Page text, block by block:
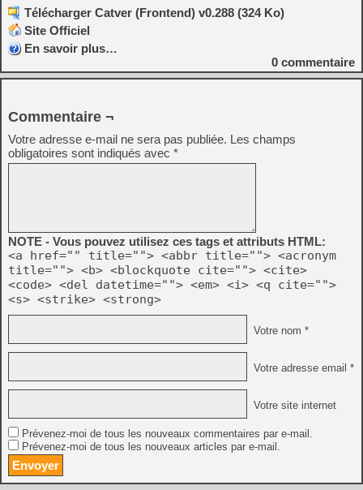
Télécharger Catver (Frontend) v0.288 (324 Ko)
Site Officiel
En savoir plus…
0 commentaire
Commentaire ¬
Votre adresse e-mail ne sera pas publiée. Les champs
obligatoires sont indiqués avec *
NOTE - Vous pouvez utilisez ces tags et attributs HTML:
<a href="" title=""> <abbr title=""> <acronym
title=""> <b> <blockquote cite=""> <cite>
<code> <del datetime=""> <em> <i> <q cite="">
<s> <strike> <strong>
Votre nom *
Votre adresse email *
Votre site internet
Prévenez-moi de tous les nouveaux commentaires par e-mail.
Prévenez-moi de tous les nouveaux articles par e-mail.